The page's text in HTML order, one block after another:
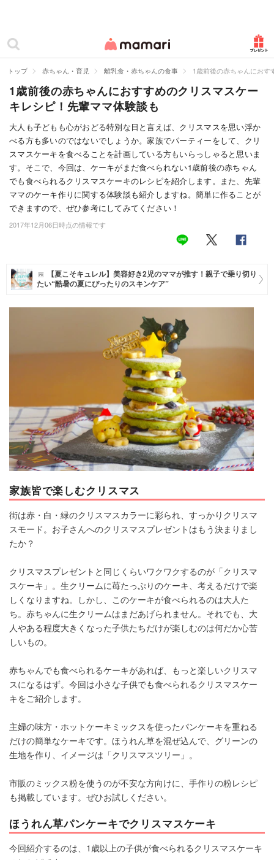
ママリ
カテゴリー一覧
妊娠
出産
赤ちゃん・育児
子育て・家族
病院
住まい
トップ 赤ちゃん・育児 離乳食・赤ちゃんの食事 1歳前後の赤ちゃんにお
1歳前後の赤ちゃんにおすすめのクリスマスケー
キレシピ！先輩ママ体験談も
大人も子どもも心がおどる特別な日と言えば、クリスマスを思い浮か
べる方も多いのではないでしょうか。家族でパーティーをして、クリ
スマスケーキを食べることを計画している方もいらっしゃると思いま
す。そこで、今回は、ケーキがまだ食べられない1歳前後の赤ちゃん
でも食べられるクリスマスケーキのレシピを紹介します。また、先輩
ママのケーキ作りに関する体験談も紹介しますね。簡単に作ることが
できますので、ぜひ参考にしてみてください！
2017年12月06日時点の情報です
【夏こそキュレル】美容好き2児のママが推す！親子で乗り切り
たい“酷暑の夏にぴったりのスキンケア”
家族皆で楽しむクリスマス
街は赤・白・緑のクリスマスカラーに彩られ、すっかりクリスマ
スモード。お子さんへのクリスマスプレゼントはもう決まりまし
たか？
クリスマスプレゼントと同じくらいワクワクするのが「クリスマ
スケーキ」。生クリームに苺たっぷりのケーキ、考えるだけで楽
しくなりますね。しかし、このケーキが食べられるのは大人た
ち。赤ちゃんに生クリームはまだあげられません。それでも、大
人やある程度大きくなった子供たちだけが楽しむのは何だか心苦
しいもの。
赤ちゃんでも食べられるケーキがあれば、もっと楽しいクリスマ
スになるはず。今回は小さな子供でも食べられるクリスマスケー
キをご紹介します。
主婦の味方・ホットケーキミックスを使ったパンケーキを重ねる
だけの簡単なケーキです。ほうれん草を混ぜ込んで、グリーンの
生地を作り、イメージは「クリスマスツリー」。
市販のミックス粉を使うのが不安な方向けに、手作りの粉レシピ
も掲載しています。ぜひお試しください。
ほうれん草パンケーキでクリスマスケーキ
今回紹介するのは、1歳以上の子供が食べられるクリスマスケーキ